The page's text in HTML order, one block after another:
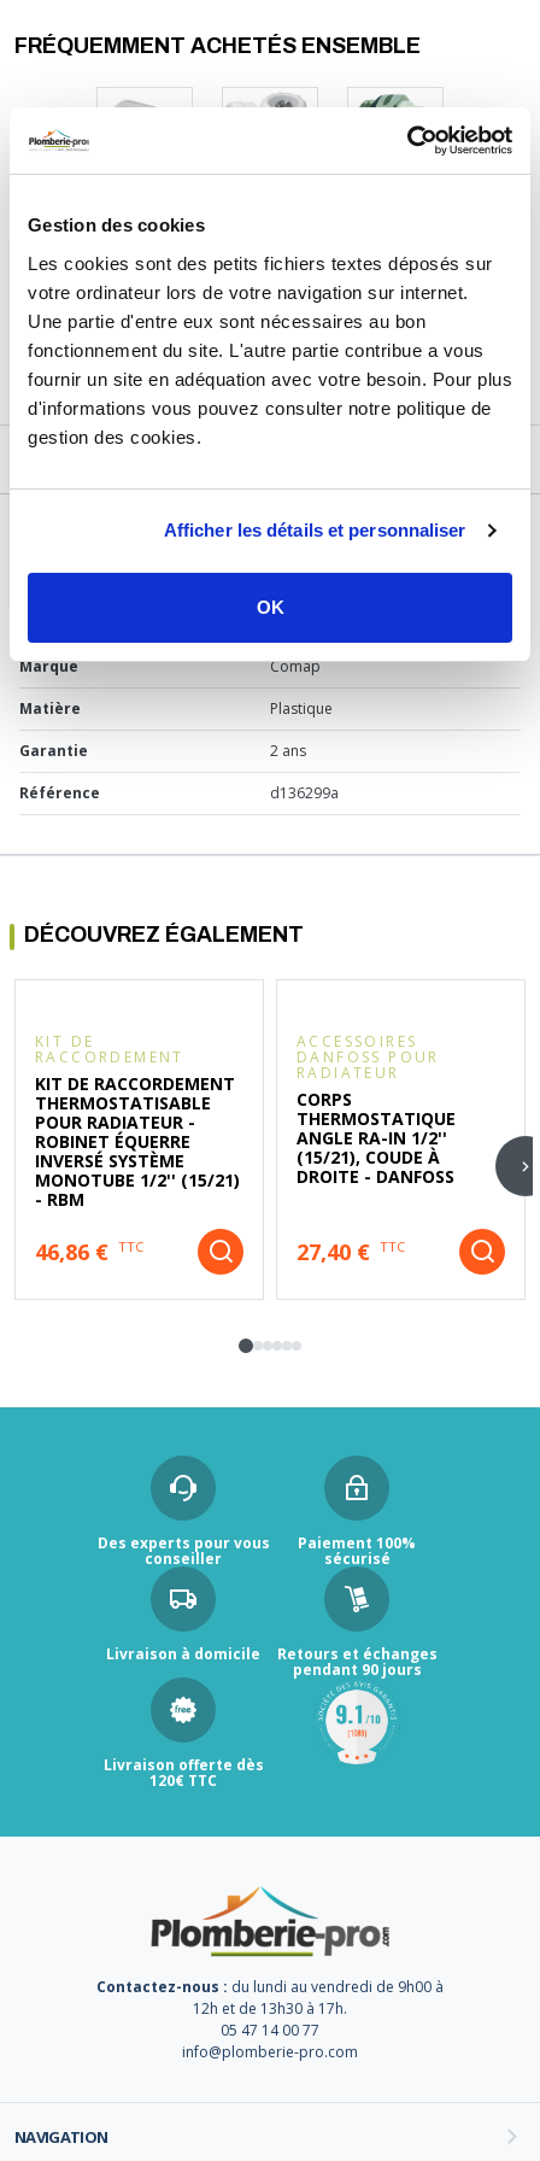
Gestion des cookies
Les cookies sont des petits fichiers textes déposés sur
votre ordinateur lors de votre navigation sur internet.
Une partie d'entre eux sont nécessaires au bon
fonctionnement du site. L'autre partie contribue a vous
fournir un site en adéquation avec votre besoin. Pour plus
d'informations vous pouvez consulter notre politique de
gestion des cookies.
Afficher les détails et personnaliser
OK
- Couleur : blanc
Fabriqué en France.
FRÉQUEMMENT ACHETÉS ENSEMBLE
10,59
AJOUTER3PRODUITSAU PANIER
DÉTAILS TECHNIQUES
Type de produit
Marque Comap
Matière Plastique
Garantie 2 ans
Référence d136299a
DÉCOUVREZ ÉGALEMENT
KIT DE
RACCORDEMENT
KIT DE RACCORDEMENT
THERMOSTATISABLE
POUR RADIATEUR -
ROBINET ÉQUERRE
INVERSÉ SYSTÈME
MONOTUBE 1/2'' (15/21)
- RBM
46,86 € TTC
ACCESSOIRES
DANFOSS POUR
RADIATEUR
CORPS
THERMOSTATIQUE
ANGLE RA-IN 1/2''
(15/21), COUDE À
DROITE - DANFOSS
27,40 € TTC
Des experts pour vous
conseiller
Paiement 100%
sécurisé
Livraison à domicile Retours et échanges
pendant 90 jours
Livraison offerte dès
120€ TTC
Contactez-nous : du lundi au vendredi de 9h00 à
12h et de 13h30 à 17h.
05 47 14 00 77
info@plomberie-pro.com
NAVIGATION